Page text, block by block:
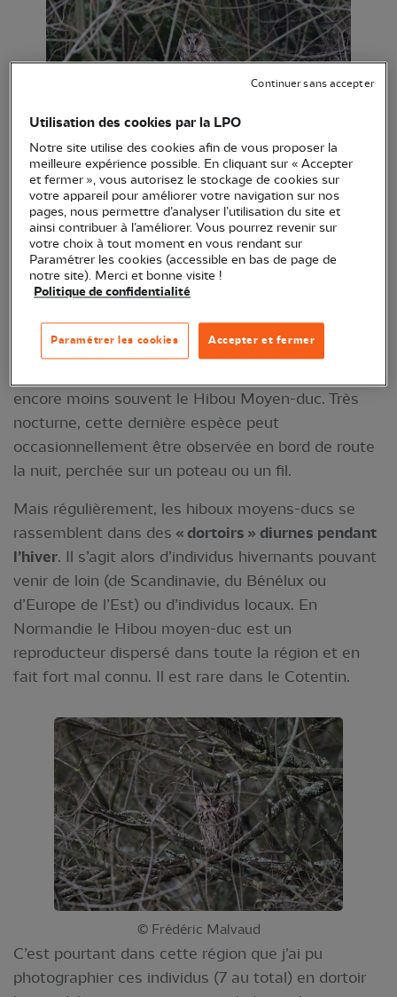
Hibou moyen-duc © Frédéric Malvaud /LPO
Normandie
Il est toujours difficile de voir les espèces
nocturnes…qui vivent la nuit ! On entend donc
(plutôt qu’on ne voit) la Chouette hulotte, la
Chevêche d’Athéna (mais qui peut se montrer en
plein jour), l’Effraie des clochers (visible dans les
encore moins souvent le Hibou Moyen-duc. Très
nocturne, cette dernière espèce peut
occasionnellement être observée en bord de route
la nuit, perchée sur un poteau ou un fil.
Mais régulièrement, les hiboux moyens-ducs se
rassemblent dans des « dortoirs » diurnes pendant
l’hiver. Il s’agit alors d’individus hivernants pouvant
venir de loin (de Scandinavie, du Bénélux ou
d’Europe de l’Est) ou d’individus locaux. En
Normandie le Hibou moyen-duc est un
reproducteur dispersé dans toute la région et en
fait fort mal connu. Il est rare dans le Cotentin.
© Frédéric Malvaud
C’est pourtant dans cette région que j’ai pu
photographier ces individus (7 au total) en dortoir
Utilisation des cookies par la LPO
Notre site utilise des cookies afin de vous proposer la
meilleure expérience possible. En cliquant sur « Accepter
et fermer », vous autorisez le stockage de cookies sur
votre appareil pour améliorer votre navigation sur nos
pages, nous permettre d’analyser l’utilisation du site et
ainsi contribuer à l’améliorer. Vous pourrez revenir sur
votre choix à tout moment en vous rendant sur
Paramétrer les cookies (accessible en bas de page de
notre site). Merci et bonne visite !
Politique de confidentialité
Accepter et fermer
Paramétrer les cookies
Continuer sans accepter